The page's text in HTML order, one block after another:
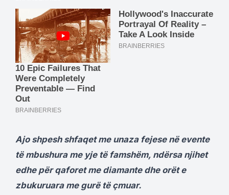
Ajo shpesh shfaqet me unaza fejese në evente
të mbushura me yje të famshëm, ndërsa njihet
edhe për qaforet me diamante dhe orët e
zbukuruara me gurë të çmuar.